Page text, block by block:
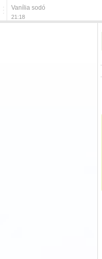
Vanília sodó
21:18